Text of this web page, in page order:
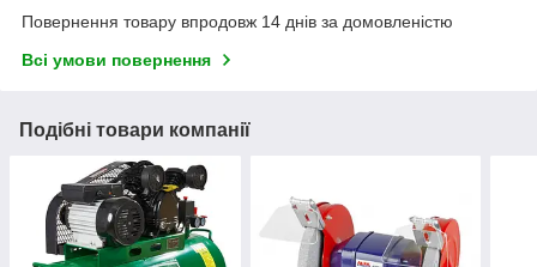
Повернення товару впродовж 14 днів за домовленістю
Всі умови повернення
Подібні товари компанії